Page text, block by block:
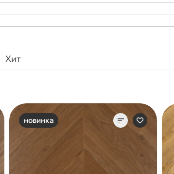
Хит
новинка